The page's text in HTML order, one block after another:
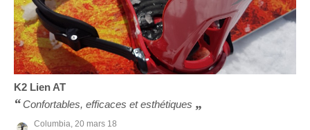
K2 Lien AT
Confortables, efficaces et esthétiques
Columbia, 20 mars 18